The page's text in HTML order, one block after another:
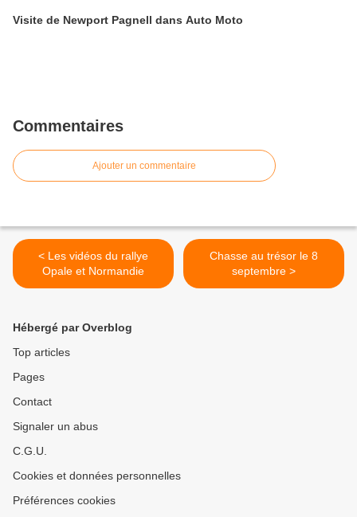
Visite de Newport Pagnell dans Auto Moto
Commentaires
Ajouter un commentaire
< Les vidéos du rallye
Opale et Normandie
Chasse au trésor le 8
septembre >
Hébergé par Overblog
Top articles
Pages
Contact
Signaler un abus
C.G.U.
Cookies et données personnelles
Préférences cookies